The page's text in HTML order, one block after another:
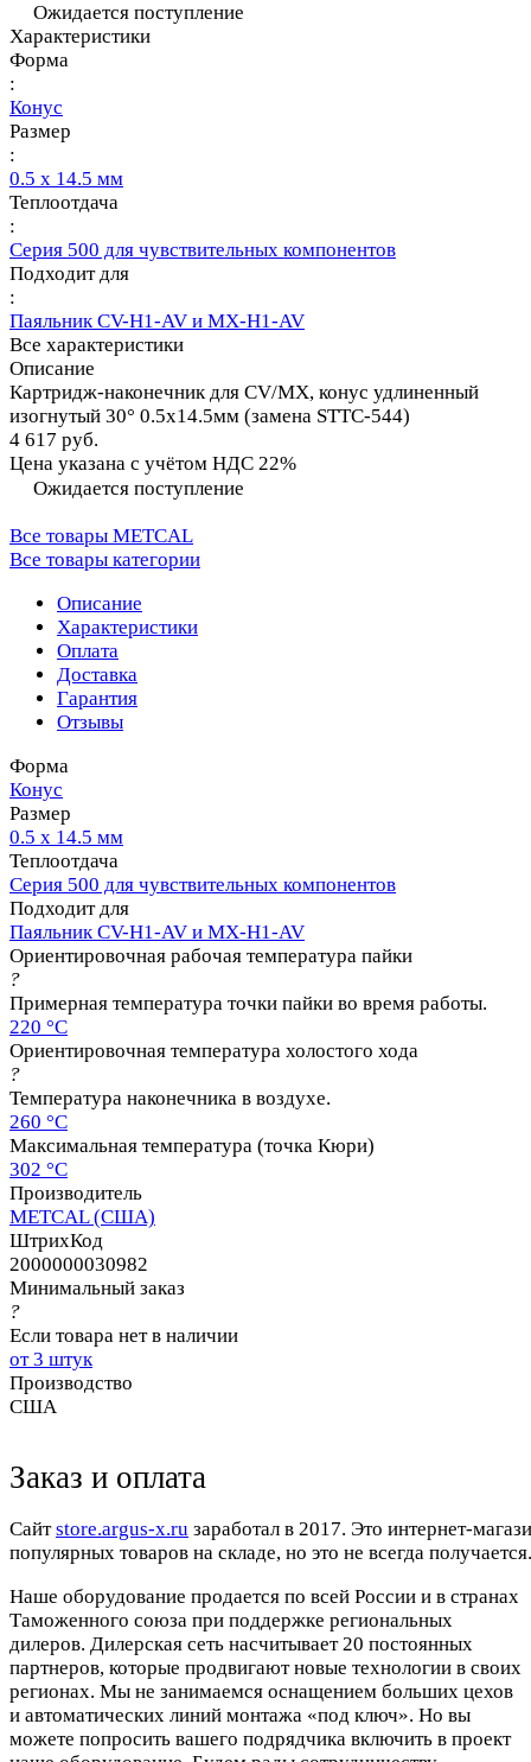
Ожидается поступление
Характеристики
Форма
:
Конус
Размер
:
0.5 х 14.5 мм
Теплоотдача
:
Серия 500 для чувствительных компонентов
Подходит для
:
Паяльник CV-H1-AV и MX-H1-AV
Все характеристики
Описание
Картридж-наконечник для СV/MX, конус удлиненный
изогнутый 30° 0.5х14.5мм (замена STTC-544)
4 617 руб.
Цена указана с учётом НДС 22%
Ожидается поступление
Все товары METCAL
Все товары категории
Описание
Характеристики
Оплата
Доставка
Гарантия
Отзывы
Форма
Конус
Размер
0.5 х 14.5 мм
Теплоотдача
Серия 500 для чувствительных компонентов
Подходит для
Паяльник CV-H1-AV и MX-H1-AV
Ориентировочная рабочая температура пайки
?
Примерная температура точки пайки во время работы.
220 °C
Ориентировочная температура холостого хода
?
Температура наконечника в воздухе.
260 °C
Максимальная температура (точка Кюри)
302 °C
Производитель
METCAL (США)
ШтрихКод
2000000030982
Минимальный заказ
?
Если товара нет в наличии
от 3 штук
Производство
США
Заказ и оплата
Cайтstore.argus-x.ru заработал в 2017. Это интернет-
популярных товаров на складе, но это не всегда
Наше оборудование продается по всей России и в странах
Таможенного союза при поддержке региональных
дилеров. Дилерская сеть насчитывает 20 постоянных
партнеров, которые продвигают новые технологии в своих
регионах. Мы не занимаемся оснащением больших цехов
и автоматических линий монтажа «под ключ». Но вы
можете попросить вашего подрядчика включить в проект